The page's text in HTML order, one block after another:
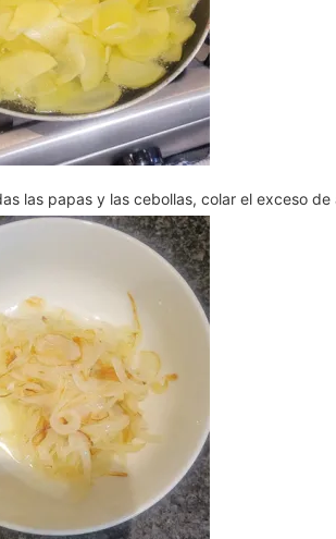
las papas y las cebollas, colar el exceso